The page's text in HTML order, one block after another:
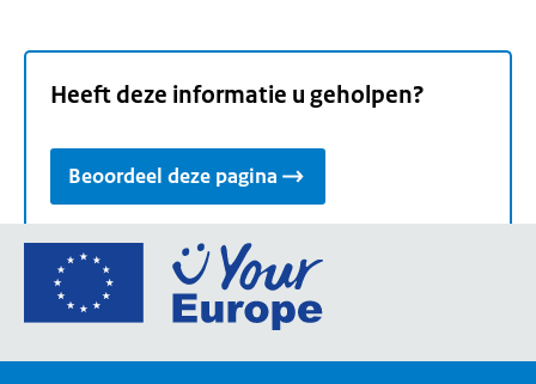
Heeft deze informatie u geholpen?
Beoordeel deze pagina
Ga
de